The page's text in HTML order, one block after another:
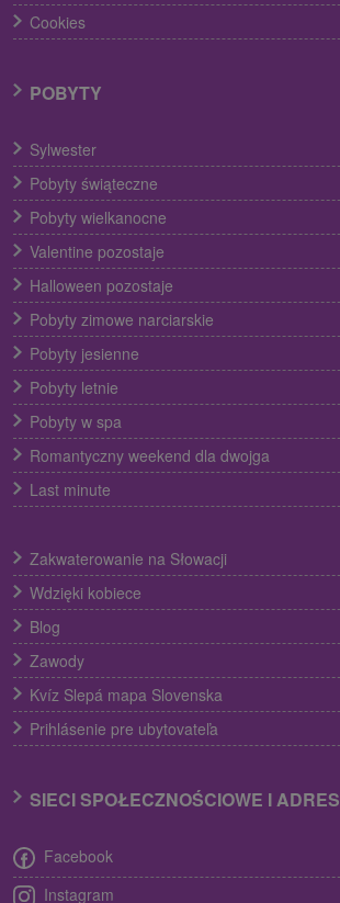
Cookies
POBYTY
Sylwester
Pobyty świąteczne
Pobyty wielkanocne
Valentine pozostaje
Halloween pozostaje
Pobyty zimowe narciarskie
Pobyty jesienne
Pobyty letnie
Pobyty w spa
Romantyczny weekend dla dwojga
Last minute
Zakwaterowanie na Słowacji
Wdzięki kobiece
Blog
Zawody
Kvíz Slepá mapa Slovenska
Prihlásenie pre ubytovateľa
SIECI SPOŁECZNOŚCIOWE I ADRES
Facebook
Instagram